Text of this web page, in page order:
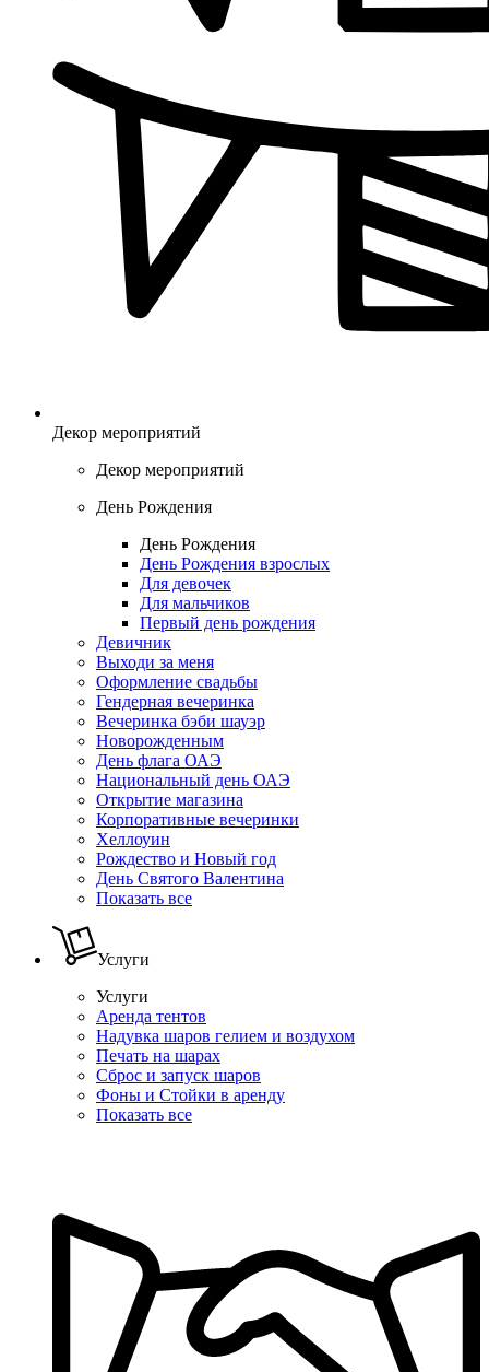
Декор мероприятий
Декор мероприятий
День Рождения
День Рождения
День Рождения взрослых
Для девочек
Для мальчиков
Первый день рождения
Девичник
Выходи за меня
Оформление свадьбы
Гендерная вечеринка
Вечеринка бэби шауэр
Новорожденным
День флага ОАЭ
Национальный день ОАЭ
Открытие магазина
Корпоративные вечеринки
Хеллоуин
Рождество и Новый год
День Святого Валентина
Показать все
Услуги
Услуги
Аренда тентов
Надувка шаров гелием и воздухом
Печать на шарах
Сброс и запуск шаров
Фоны и Стойки в аренду
Показать все